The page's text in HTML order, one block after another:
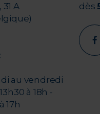
A
au vendredi
à 18h -
17h
dès